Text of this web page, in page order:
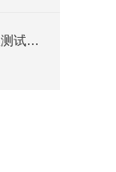
提高饲料颗粒粉化率测试仪测试精度的技术方法